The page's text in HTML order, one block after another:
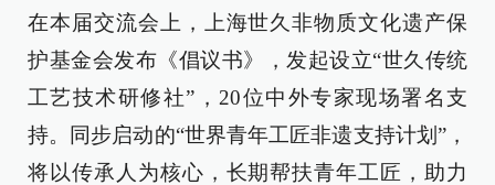
在本届交流会上，上海世久非物质文化遗产保
护基金会发布《倡议书》，发起设立“世久传统
工艺技术研修社”，20位中外专家现场署名支
持。同步启动的“世界青年工匠非遗支持计划”，
将以传承人为核心，长期帮扶青年工匠，助力